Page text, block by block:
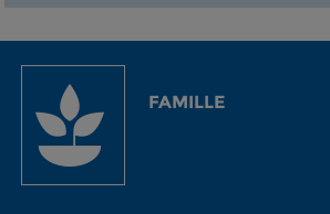
FAMILLE